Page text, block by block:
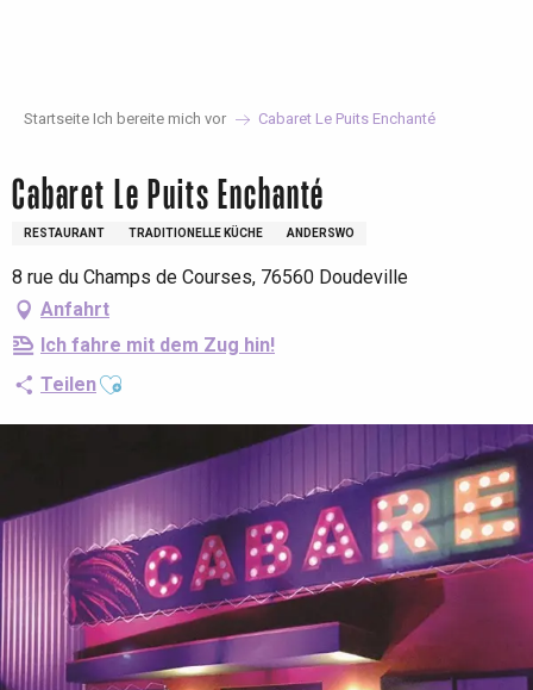
Startseite Ich bereite mich vor Cabaret Le Puits Enchanté
Cabaret Le Puits Enchanté
RESTAURANT TRADITIONELLE KÜCHE ANDERSWO
8 rue du Champs de Courses, 76560 Doudeville
Anfahrt
Ich fahre mit dem Zug hin!
TeilenAjouter aux favoris